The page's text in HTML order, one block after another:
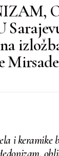
i keramike